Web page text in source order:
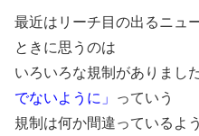
最近はリーチ目の出るニュ
ときに思うのは
いろいろな規制がありまし
でないように」
っていう
規制は何か間違っているよ